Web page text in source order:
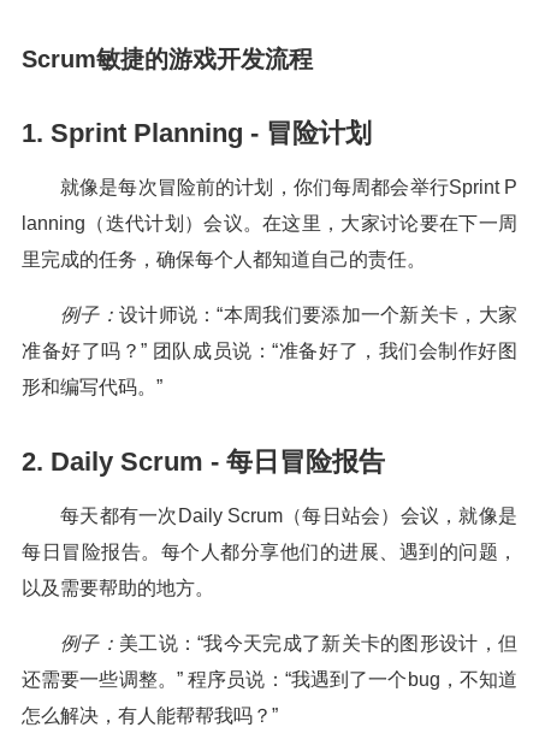
Scrum敏捷的游戏开发流程
1. Sprint Planning - 冒险计划
就像是每次冒险前的计划，你们每周都会举行Sprint P
lanning（迭代计划）会议。在这里，大家讨论要在下一周
里完成的任务，确保每个人都知道自己的责任。
例子： 设计师说：“本周我们要添加一个新关卡，大家
准备好了吗？” 团队成员说：“准备好了，我们会制作好图
形和编写代码。”
2. Daily Scrum - 每日冒险报告
每天都有一次Daily Scrum（每日站会）会议，就像是
每日冒险报告。每个人都分享他们的进展、遇到的问题，
以及需要帮助的地方。
例子： 美工说：“我今天完成了新关卡的图形设计，但
还需要一些调整。” 程序员说：“我遇到了一个bug，不知道
怎么解决，有人能帮帮我吗？”